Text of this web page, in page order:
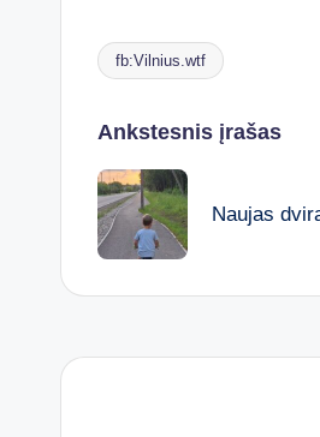
Tags:
fb:Vilnius.wtf
Post
navigation
Ankstesnis įrašas
Naujas